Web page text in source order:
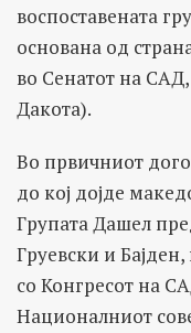
воспоставената
основана од
во Сенатот на
Дакота).
Во првичниот
до кој дојде
Групата Дашел
Груевски и
со Конгресот на
Националниот